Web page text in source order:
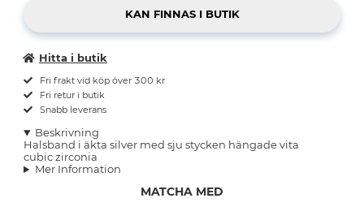
Hitta i butik
Fri frakt vid köp över 300 kr
Fri retur i butik
Snabb leverans
Beskrivning
Halsband i äkta silver med sju stycken hängade vita
cubic zirconia
Mer Information
MATCHA MED